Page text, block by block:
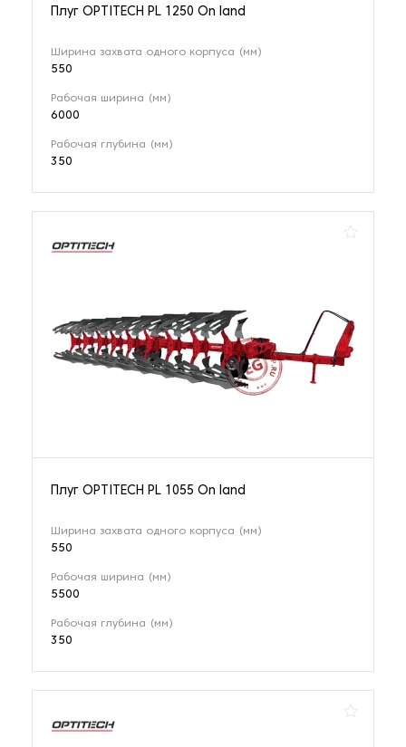
Плуг OPTITECH PL 1250 On land
Ширина захвата одного корпуса (мм)
550
Рабочая ширина (мм)
6000
Рабочая глубина (мм)
350
Плуг OPTITECH PL 1055 On land
Ширина захвата одного корпуса (мм)
550
Рабочая ширина (мм)
5500
Рабочая глубина (мм)
350